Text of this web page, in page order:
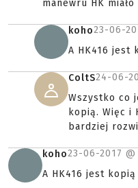
manewru HK
koho23-06-
A HK416 jest
ColtS24-06-
Wszystko co
kopią. Więc i
bardziej
koho23-06-2017 @
A HK416 jest kopią